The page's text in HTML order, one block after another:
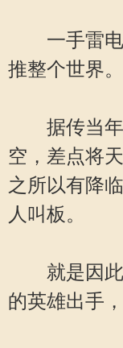
一手雷电
推整个世界。
据传当年
空，差点将
之所以有降
人叫板。
就是因此
的英雄出手